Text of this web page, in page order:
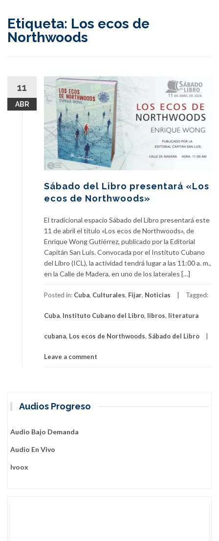
Etiqueta: Los ecos de
Northwoods
11
ABR
Sábado del Libro presentará «Los
ecos de Northwoods»
El tradicional espacio Sábado del Libro presentará este
11 de abril el título «Los ecos de Northwoods», de
Enrique Wong Gutiérrez, publicado por la Editorial
Capitán San Luis. Convocada por el Instituto Cubano
del Libro (ICL), la actividad tendrá lugar a las 11:00 a. m.,
en la Calle de Madera, en uno de los laterales […]
Posted in: Cuba, Culturales, Fijar, Noticias Tagged:
Cuba, Instituto Cubano del Libro, libros, literatura
cubana, Los ecos de Northwoods, Sábado del Libro
Leave a comment
Audios Progreso
Audio Bajo Demanda
Audio En Vivo
Ivoox